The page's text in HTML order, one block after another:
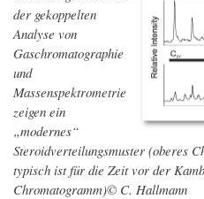
der gekoppelten
Analyse von
Gaschromatographie
und
Massenspektrometrie
zeigen ein
„modernes“
Steroidverteilungsmuster (oberes
typisch ist für die Zeit vor der
Chromatogramm)© C. Hallmann